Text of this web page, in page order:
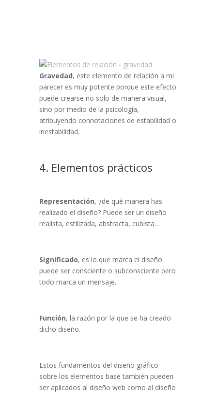
Gravedad, este elemento de relación a mi
parecer es muy potente porque este efecto
puede crearse no solo de manera visual,
sino por medio de la psicología,
atribuyendo connotaciones de estabilidad o
inestabilidad.
4. Elementos prácticos
Representación, ¿de qué manera has
realizado el diseño? Puede ser un diseño
realista, estilizada, abstracta, cubista…
Significado, es lo que marca el diseño
puede ser consciente o subconsciente pero
todo marca un mensaje.
Función, la razón por la que se ha creado
dicho diseño.
Estos fundamentos del diseño gráfico
sobre los elementos base también pueden
ser aplicados al diseño web como al diseño